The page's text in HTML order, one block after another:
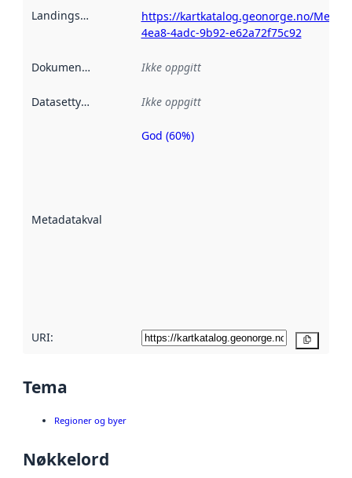
Landingsside
https://kartkatalog.geonorge.no/
4ea8-4adc-9b92-e62a72f75c92
Dokumentasjon Ikke oppgitt
Datasettype Ikke oppgitt
Metadatakvalitet
Metadatakvalitet
God (60%)
URI:
Tema
Regioner og byer
Nøkkelord